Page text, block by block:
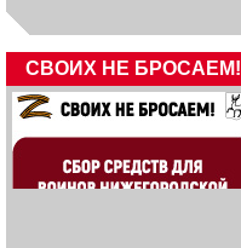
СВОИХ НЕ БРОСАЕМ!